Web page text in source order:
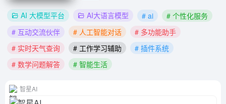
AI 大模型平台 AI大语言模型 # ai
# 个性化服务
# 互动交流伙伴
# 人工智能对话
# 多功能助手
# 实时天气查询
# 工作学习辅助
# 插件系统
# 数学问题解答
# 智能生活
智星AI